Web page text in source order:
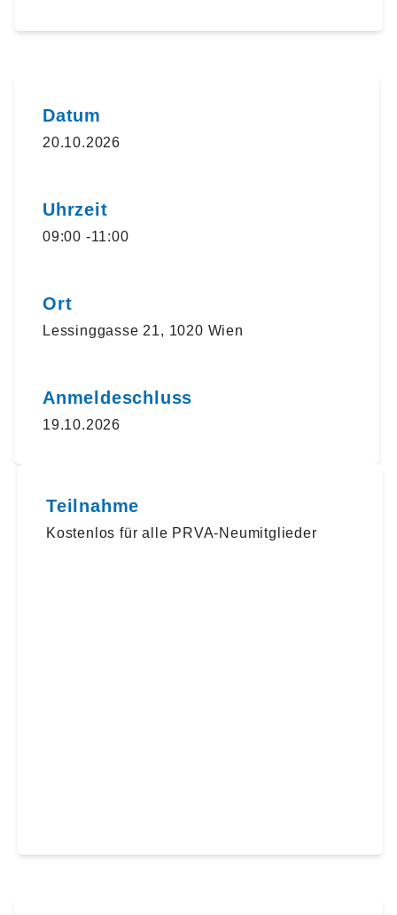
Datum
20.10.2026
Uhrzeit
09:00 -11:00
Ort
Lessinggasse 21, 1020 Wien
Anmeldeschluss
19.10.2026
Teilnahme
Kostenlos für alle PRVA-Neumitglieder